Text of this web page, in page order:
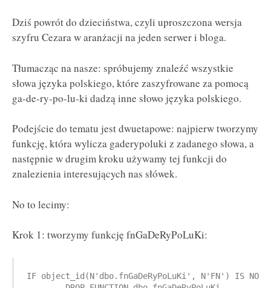
Dziś powrót do dzieciństwa, czyli uproszczona wersja
szyfru Cezara w aranżacji na jeden serwer i bloga.
Tłumacząc na nasze: spróbujemy znaleźć wszystkie
słowa języka polskiego, które zaszyfrowane za pomocą
ga-de-ry-po-lu-ki dadzą inne słowo języka polskiego.
Podejście do tematu jest dwuetapowe: najpierw tworzymy
funkcję, która wylicza gaderypoluki z zadanego słowa, a
następnie w drugim kroku używamy tej funkcji do
znalezienia interesujących nas słówek.
No to lecimy:
Krok 1: tworzymy funkcję fnGaDeRyPoLuKi:
IF object_id(N'dbo.fnGaDeRyPoLuKi', N'FN') IS NOT